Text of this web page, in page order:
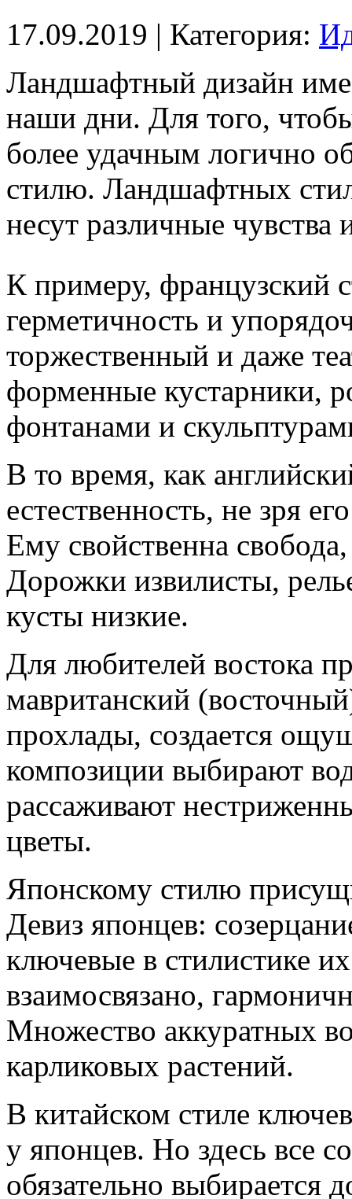
17.09.2019 | Категория:
Ландшафтный дизайн
наши дни. Для того,
более удачным логично
стилю. Ландшафтных
несут различные чувства
К примеру, французский
герметичность и
торжественный и даже
форменные кустарники,
фонтанами и
В то время, как
естественность, не зря
Ему свойственна
Дорожки извилисты,
кусты низкие.
Для любителей востока
мавританский
прохлады, создается
композиции выбирают
рассаживают
цветы.
Японскому стилю
Девиз японцев:
ключевые в стилистике
взаимосвязано,
Множество аккуратных
карликовых растений.
В китайском стиле
у японцев. Но здесь все
обязательно выбирается